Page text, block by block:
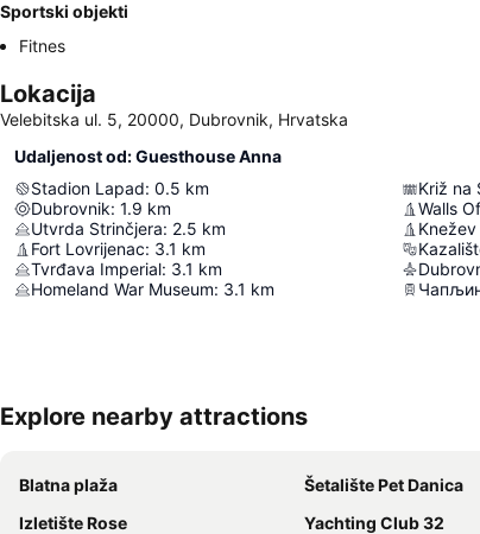
Sportski objekti
Fitnes
Lokacija
Velebitska ul. 5, 20000, Dubrovnik, Hrvatska
Udaljenost od: Guesthouse Anna
Stadion Lapad: 0.5 km
Dubrovnik: 1.9 km
Utvrda Strinčjera: 2.5 km
Fort Lovrijenac: 3.1 km
Tvrđava Imperial: 3.1 km
Homeland War Museum: 3.1 km
Križ na
Walls
Explore nearby attractions
Blatna plaža Šetalište Pet Danica
Izletište Rose
Yachting Club 32